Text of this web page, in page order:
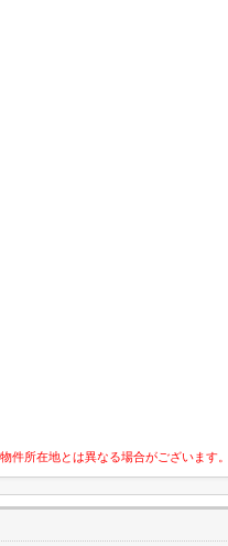
所在地とは異なる場合がございます。